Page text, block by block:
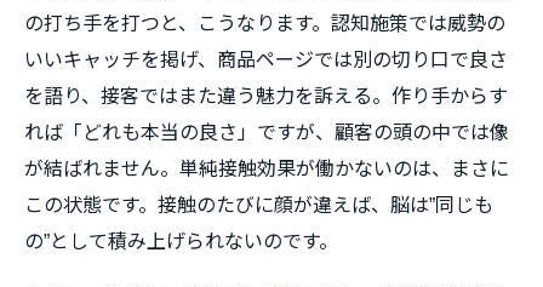
の打ち手を打つと、こうなります。認知施策では威勢の
いいキャッチを掲げ、商品ページでは別の切り口で良さ
を語り、接客ではまた違う魅力を訴える。作り手からす
れば「どれも本当の良さ」ですが、顧客の頭の中では像
が結ばれません。単純接触効果が働かないのは、まさに
この状態です。接触のたびに顔が違えば、脳は”同じも
の”として積み上げられないのです。